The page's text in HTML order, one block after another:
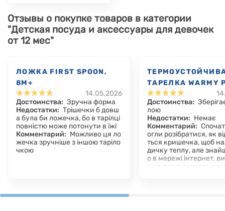
Отзывы о покупке товаров в категории
"Детская посуда и аксессуары для девочек
от 12 мес"
ЛОЖКА FIRST SPOON,
8М+
14.05.2026
Достоинства: Зручна форма
Недостатки: Трішечки б довш
а була би ложечка, бо в тарілці
повністю може потонути в їжі
Комментарий: Можливо ця ло
жечка зручніше з іншою таріло
чкою
ТАРЕЛКА WARMY
6М+
Достоинства:
лою
Недостатки: Немає
Комментарий:
огли розібратися, як
ться кришечка, щоб
дичку теплу, але
о в мережі інтернет,
я це дуже просто і